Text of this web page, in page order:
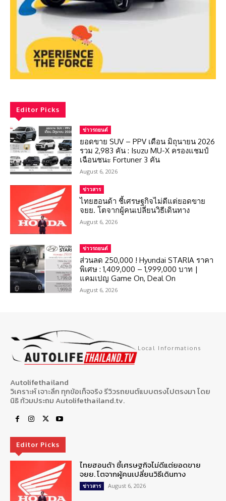
Editor Picks
ข่าวรถยนต์
ยอดขาย SUV – PPV เดือน มิถุนายน 2026
รวม 2,983 คัน : Isuzu MU-X ครองแชมป์
เฉือนชนะ Fortuner 3 คัน
August 6, 2026
ข่าวสาร
ไทยฮอนด้า ชี้เศรษฐกิจไม่ดีแต่ยอดขาย
จยย. โตจากผู้คนเปลี่ยนวิธีเดินทาง
August 6, 2026
ข่าวรถยนต์
ส่วนลด 250,000 ! Hyundai STARIA ราคา
พิเศษ : 1,409,000 – 1,999,000 บาท |
แคมเปญ Game On, Deal On
August 6, 2026
Local Informations
Autolifethailand
วิเคราะห์ เจาะลึก ทุกข้อเท็จจริง รีวิวรถยนต์แบบตรงไปตรงมา โดย
นิธิ ท้วมประถม Autolifethailand.tv.
Editor Picks
ไทยฮอนด้า ชี้เศรษฐกิจไม่ดีแต่ยอดขาย
จยย. โตจากผู้คนเปลี่ยนวิธีเดินทาง
ข่าวสาร August 6, 2026